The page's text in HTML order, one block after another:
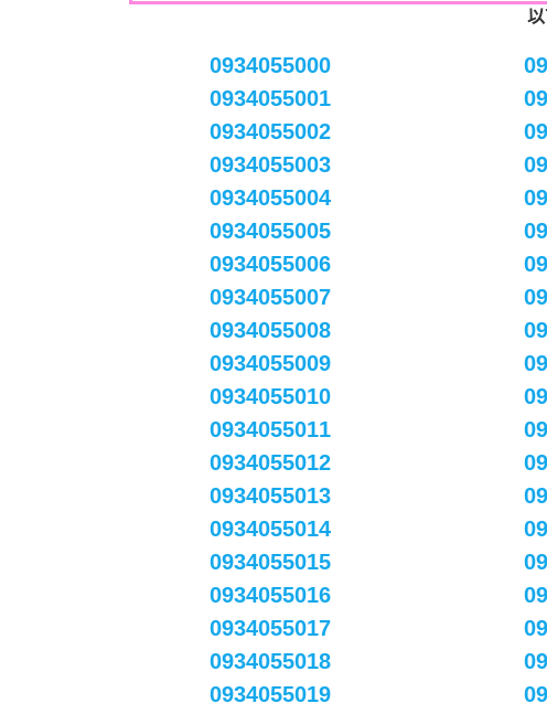
0934055000
0934055001
0934055002
0934055003
0934055004
0934055005
0934055006
0934055007
0934055008
0934055009
0934055010
0934055011
0934055012
0934055013
0934055014
0934055015
0934055016
0934055017
0934055018
0934055019